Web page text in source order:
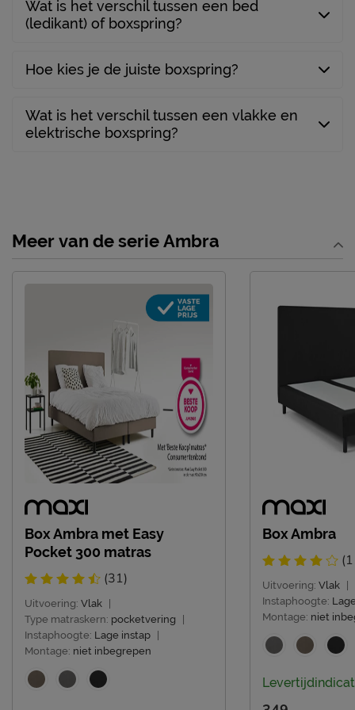
Wat is het verschil tussen een bed
(ledikant) of boxspring?
Hoe kies je de juiste boxspring?
Wat is het verschil tussen een vlakke en
elektrische boxspring?
Meer van de serie Ambra
Box Ambra met Easy
Pocket 300 matras
(31)
Uitvoering: Vlak |
Type matraskern: pocketvering
|
Instaphoogte: Lage instap |
Montage: niet inbegrepen
Box Ambra
Uitvoering: Vlak |
Instaphoogte:
Montage: niet